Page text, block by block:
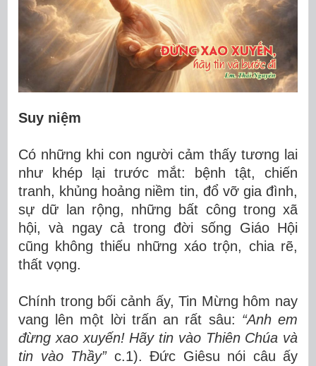
Suy niệm
Có những khi con người cảm thấy tương lai
như khép lại trước mắt: bệnh tật, chiến
tranh, khủng hoảng niềm tin, đổ vỡ gia đình,
sự dữ lan rộng, những bất công trong xã
hội, và ngay cả trong đời sống Giáo Hội
cũng không thiếu những xáo trộn, chia rẽ,
thất vọng.
Chính trong bối cảnh ấy, Tin Mừng hôm nay
vang lên một lời trấn an rất sâu: “Anh em
đừng xao xuyến! Hãy tin vào Thiên Chúa và
tin vào Thầy”c.1). Đức Giêsu nói câu ấy